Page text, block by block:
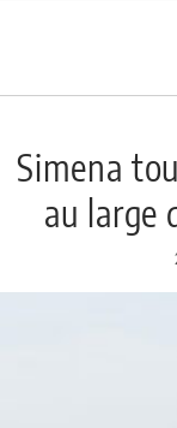
Simena
au large